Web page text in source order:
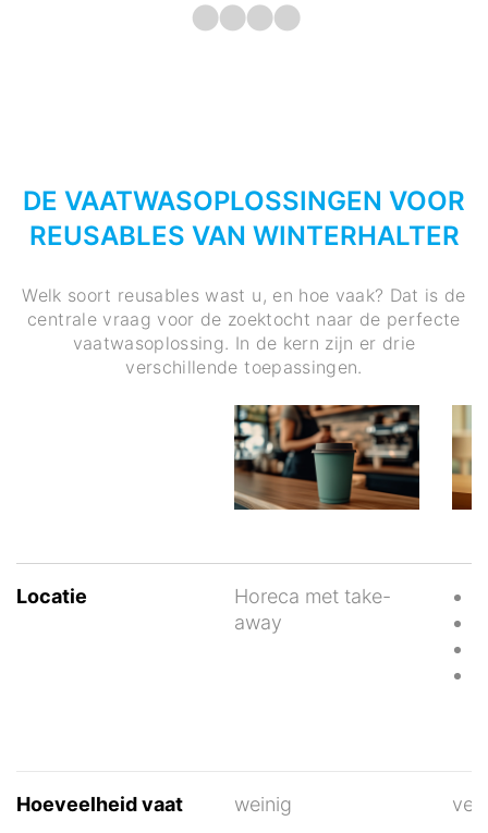
DE VAATWASOPLOSSINGEN VOOR
REUSABLES VAN WINTERHALTER
Welk soort reusables wast u, en hoe vaak? Dat is de
centrale vraag voor de zoektocht naar de perfecte
vaatwasoplossing. In de kern zijn er drie
verschillende toepassingen.
Locatie
Horeca met take-
away
Hoeveelheid vaat weinig veel